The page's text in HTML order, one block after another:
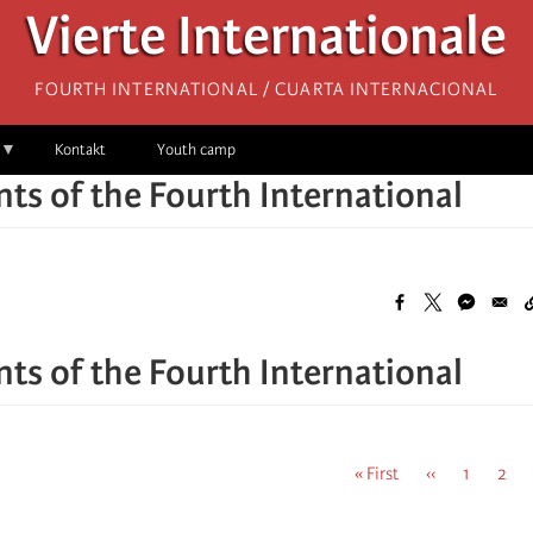
Vierte Internationale
Fourth International / Cuarta Internacional
Kontakt Youth camp
of the Fourth International
of the Fourth International
First
« First
Previous
‹‹ Seite
1 Seite
2